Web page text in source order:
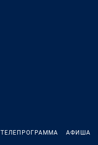
ТЕЛЕПРОГРАММА АФИША